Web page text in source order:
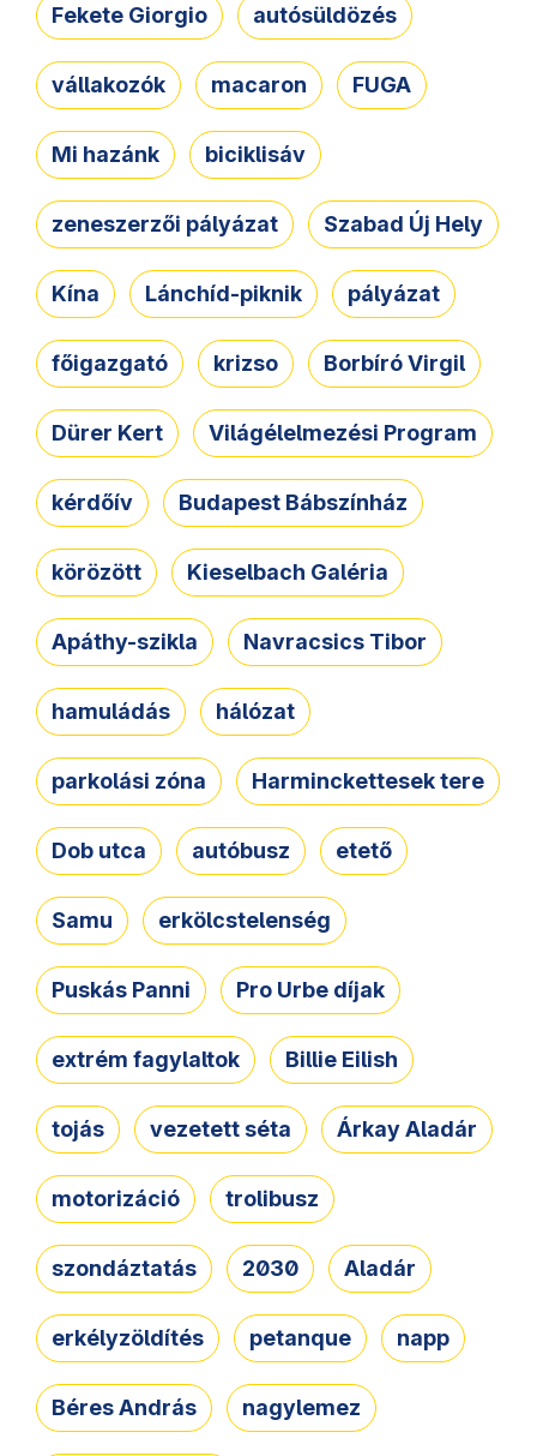
Fekete Giorgio autósüldözés
vállakozók macaron FUGA
Mi hazánk biciklisáv
zeneszerzői pályázat Szabad Új Hely
Kína Lánchíd-piknik pályázat
főigazgató krizso Borbíró Virgil
Dürer Kert Világélelmezési Program
kérdőív Budapest Bábszínház
körözött Kieselbach Galéria
Apáthy-szikla Navracsics Tibor
hamuládás hálózat
parkolási zóna Harminckettesek tere
Dob utca autóbusz etető
Samu erkölcstelenség
Puskás Panni Pro Urbe díjak
extrém fagylaltok Billie Eilish
tojás vezetett séta Árkay Aladár
motorizáció trolibusz
szondáztatás 2030 Aladár
erkélyzöldítés petanque napp
Béres András nagylemez